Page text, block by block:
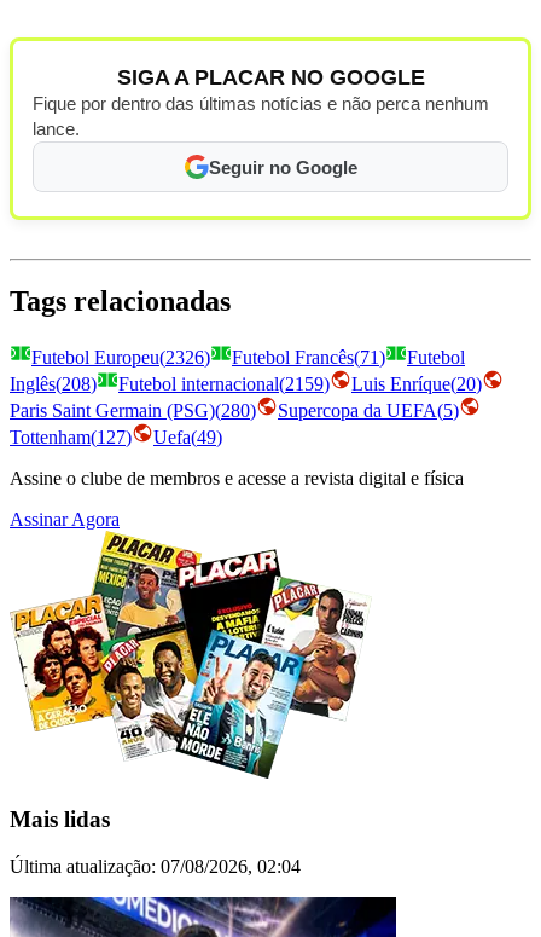
SIGA A PLACAR NO GOOGLE
Fique por dentro das últimas notícias e não perca nenhum
lance.
Seguir no Google
Tags relacionadas
Futebol Europeu(2326) Futebol Francês(71)
Futebol
Inglês(208) Futebol internacional(2159) Luis Enríque(20)
Paris Saint Germain (PSG)(280) Supercopa da UEFA(5)
Tottenham(127) Uefa(49)
Assine o clube de membros e acesse a revista digital e física
Assinar Agora
Mais lidas
Última atualização: 07/08/2026, 02:04